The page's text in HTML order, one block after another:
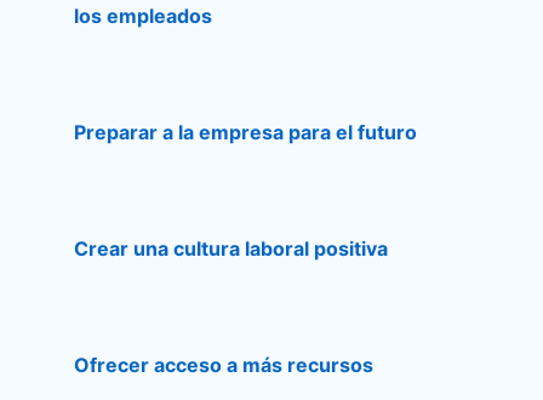
los empleados
Preparar a la empresa para el futuro
Crear una cultura laboral positiva
Ofrecer acceso a más recursos